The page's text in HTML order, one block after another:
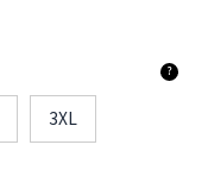
?
3XL